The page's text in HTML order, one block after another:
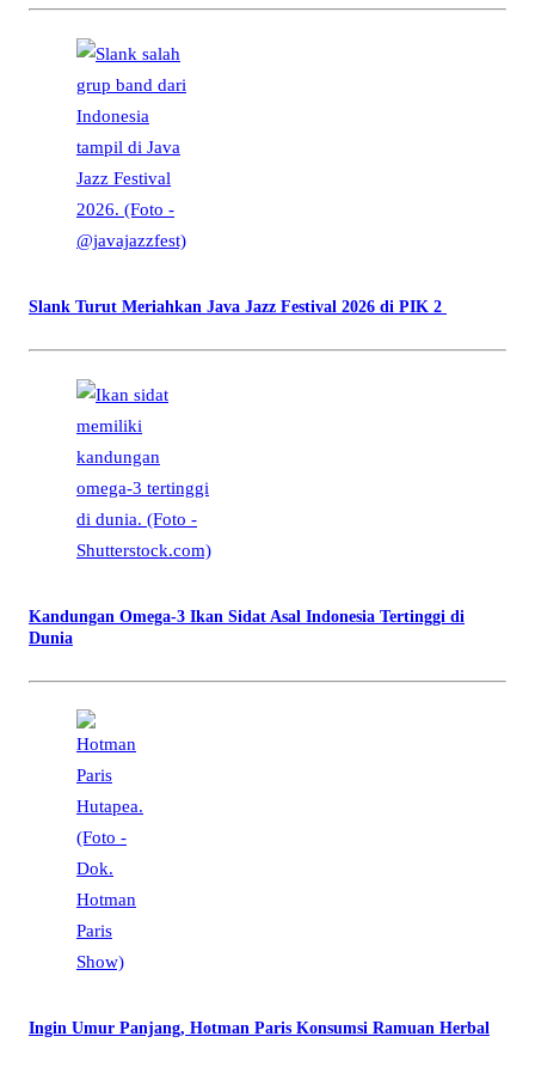
Slank Turut Meriahkan Java Jazz Festival 2026 di PIK 2
Kandungan Omega-3 Ikan Sidat Asal Indonesia Tertinggi di
Dunia
Ingin Umur Panjang, Hotman Paris Konsumsi Ramuan Herbal